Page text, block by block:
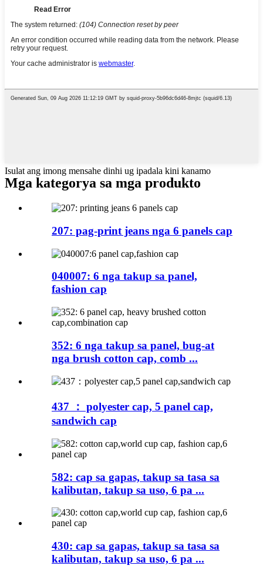
Isulat ang imong mensahe dinhi ug ipadala kini kanamo
Mga kategorya sa mga produkto
207: pag-print jeans nga 6 panels cap
040007: 6 nga takup sa panel,
fashion cap
352: 6 nga takup sa panel, bug-at
nga brush cotton cap, comb ...
437 ： polyester cap, 5 panel cap,
sandwich cap
582: cap sa gapas, takup sa tasa sa
kalibutan, takup sa uso, 6 pa ...
430: cap sa gapas, takup sa tasa sa
kalibutan, takup sa uso, 6 pa ...